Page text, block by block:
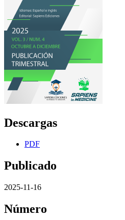
Descargas
PDF
Publicado
2025-11-16
Número